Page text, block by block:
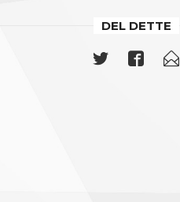
DEL DETTE